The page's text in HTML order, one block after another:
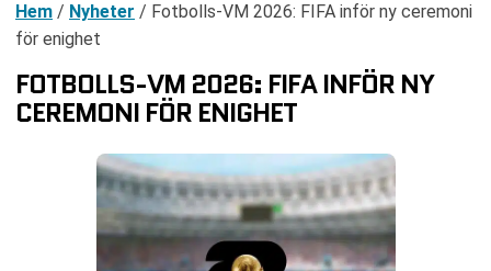
Hem / Nyheter / Fotbolls-VM 2026: FIFA inför ny ceremoni
för enighet
FOTBOLLS-VM 2026: FIFA INFÖR NY
CEREMONI FÖR ENIGHET